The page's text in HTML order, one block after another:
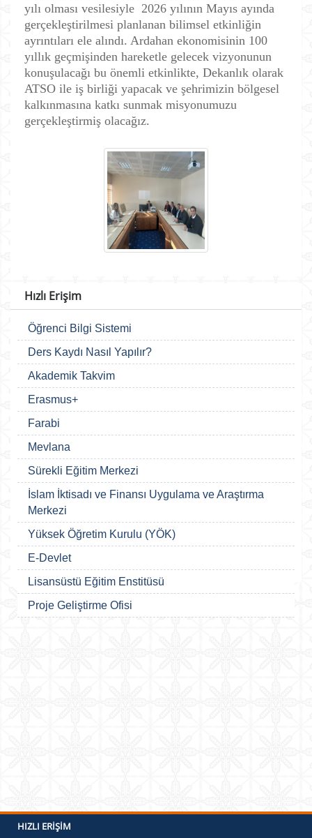
yılı olması vesilesiyle 2026 yılının Mayıs ayında
gerçekleştirilmesi planlanan bilimsel etkinliğin
ayrıntıları ele alındı. Ardahan ekonomisinin 100
yıllık geçmişinden hareketle gelecek vizyonunun
konuşulacağı bu önemli etkinlikte, Dekanlık olarak
ATSO ile iş birliği yapacak ve şehrimizin bölgesel
kalkınmasına katkı sunmak misyonumuzu
gerçekleştirmiş olacağız.
Hızlı Erişim
Öğrenci Bilgi Sistemi
Ders Kaydı Nasıl Yapılır?
Akademik Takvim
Erasmus+
Farabi
Mevlana
Sürekli Eğitim Merkezi
İslam İktisadı ve Finansı Uygulama ve Araştırma
Merkezi
Yüksek Öğretim Kurulu (YÖK)
E-Devlet
Lisansüstü Eğitim Enstitüsü
Proje Geliştirme Ofisi
HIZLI ERIŞIM